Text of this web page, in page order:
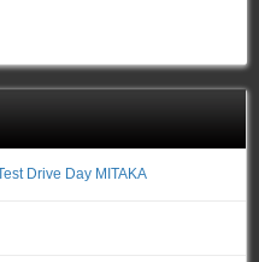
Drive Day MITAKA